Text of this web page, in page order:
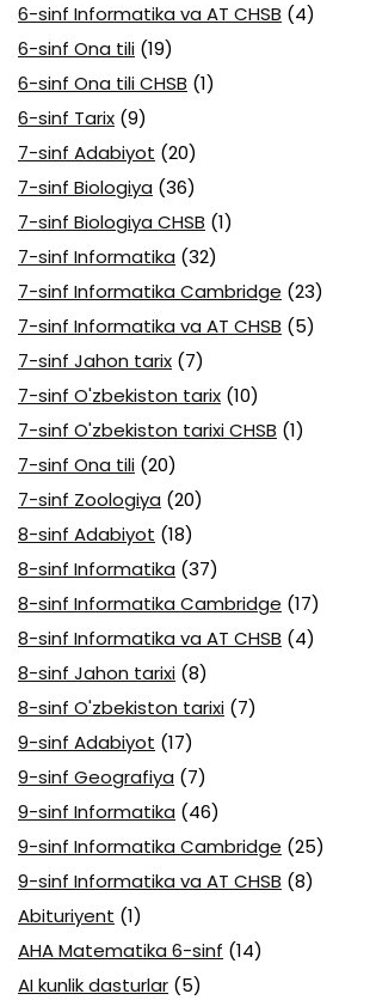
6-sinf Informatika va AT CHSB (4)
6-sinf Ona tili (19)
6-sinf Ona tili CHSB (1)
6-sinf Tarix (9)
7-sinf Adabiyot (20)
7-sinf Biologiya (36)
7-sinf Biologiya CHSB (1)
7-sinf Informatika (32)
7-sinf Informatika Cambridge (23)
7-sinf Informatika va AT CHSB (5)
7-sinf Jahon tarix (7)
7-sinf O'zbekiston tarix (10)
7-sinf O'zbekiston tarixi CHSB (1)
7-sinf Ona tili (20)
7-sinf Zoologiya (20)
8-sinf Adabiyot (18)
8-sinf Informatika (37)
8-sinf Informatika Cambridge (17)
8-sinf Informatika va AT CHSB (4)
8-sinf Jahon tarixi (8)
8-sinf O'zbekiston tarixi (7)
9-sinf Adabiyot (17)
9-sinf Geografiya (7)
9-sinf Informatika (46)
9-sinf Informatika Cambridge (25)
9-sinf Informatika va AT CHSB (8)
Abituriyent (1)
AHA Matematika 6-sinf (14)
AI kunlik dasturlar (5)